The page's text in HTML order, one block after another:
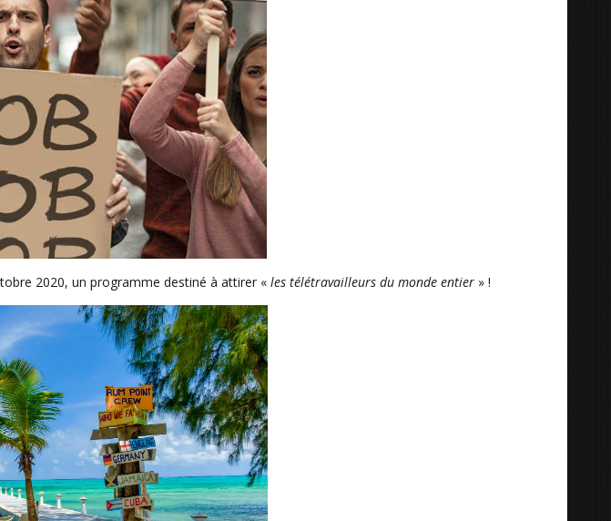
2020, un programme destiné à attirer « les télétravailleurs du monde entier » !